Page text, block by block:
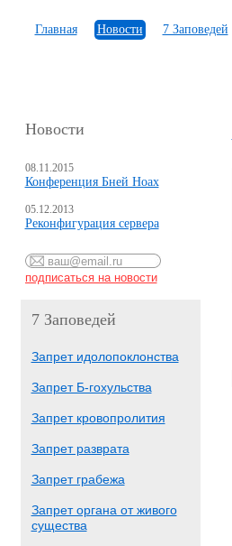
Главная Новости 7 Заповедей
Новости
08.11.2015
Конференция Бней Ноах
05.12.2013
Реконфигурация сервера
7 Заповедей
Запрет идолопоклонства
Запрет Б-гохульства
Запрет кровопролития
Запрет разврата
Запрет грабежа
Запрет органа от живого
существа